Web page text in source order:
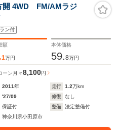
開 4WD FM/AMラジ
ン付
額
1万円
本体価格
59.8万円
ーン 月々8,100円
2011年 走行 1.2万km
'27/09 修復
なし
保証付 整備
法定整備付
神奈川県小田原市